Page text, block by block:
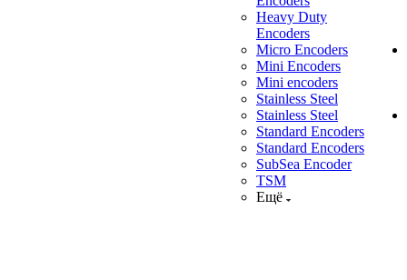
Heavy Duty
Encoders
Micro Encoders
Mini Encoders
Mini encoders
Stainless Steel
Stainless Steel
Standard Encoders
Standard Encoders
SubSea Encoder
TSM
Ещё